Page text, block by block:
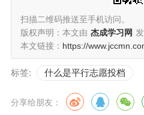
高考平行志愿是什么意思
1、平行志愿是指高考志愿的一
个志愿中包含若干所平行的院
愿时，可在指定的批次同时填
2、所谓平行志愿，即指采用平
扫描二维码推送至手机访问。
版权声明：本文由 杰成学习网
本文链接： https://
标签: 什么是平行志愿投档
分享给朋友：